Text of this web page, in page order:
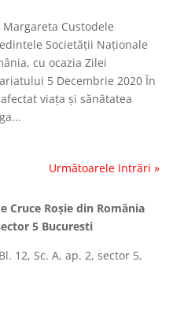
Custodele
Societăţii Naţionale
cu ocazia Zilei
5 Decembrie 2020 În
viața și sănătatea
Următoarele Intrări »
Cruce Roşie din România
5 Bucuresti
12, Sc. A, ap. 2, sector 5,